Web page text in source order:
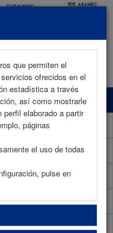
que permiten el
ofrecidos en el
estadística a través
así como mostrarle
perfil elaborado a partir
páginas
el uso de todas
pulse en